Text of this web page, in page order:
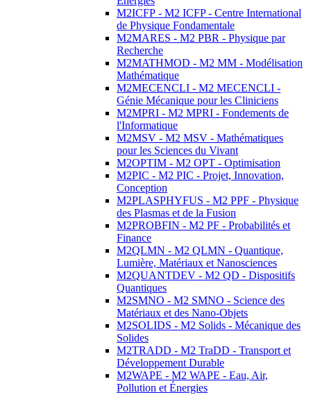
M2ICFP - M2 ICFP - Centre International
de Physique Fondamentale
M2MARES - M2 PBR - Physique par
Recherche
M2MATHMOD - M2 MM - Modélisation
Mathématique
M2MECENCLI - M2 MECENCLI -
Génie Mécanique pour les Cliniciens
M2MPRI - M2 MPRI - Fondements de
l'Informatique
M2MSV - M2 MSV - Mathématiques
pour les Sciences du Vivant
M2OPTIM - M2 OPT - Optimisation
M2PIC - M2 PIC - Projet, Innovation,
Conception
M2PLASPHYFUS - M2 PPF - Physique
des Plasmas et de la Fusion
M2PROBFIN - M2 PF - Probabilités et
Finance
M2QLMN - M2 QLMN - Quantique,
Lumière, Matériaux et Nanosciences
M2QUANTDEV - M2 QD - Dispositifs
Quantiques
M2SMNO - M2 SMNO - Science des
Matériaux et des Nano-Objets
M2SOLIDS - M2 Solids - Mécanique des
Solides
M2TRADD - M2 TraDD - Transport et
Développement Durable
M2WAPE - M2 WAPE - Eau, Air,
Pollution et Énergies